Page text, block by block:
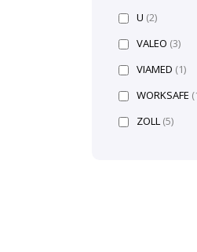
U (2)
VALEO (3)
VIAMED (1)
WORKSAFE
ZOLL (5)